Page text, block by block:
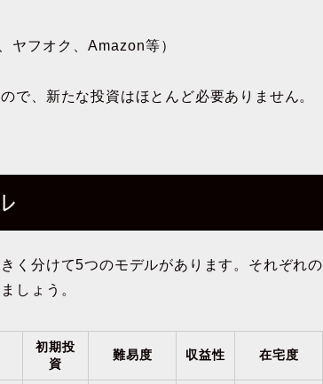
ヤフオク、Amazon等）
で、新たな投資はほとんど必要ありません。
く分けて5つのモデルがあります。それぞれの
しょう。
初期投
資
難易度 収益性 在宅度